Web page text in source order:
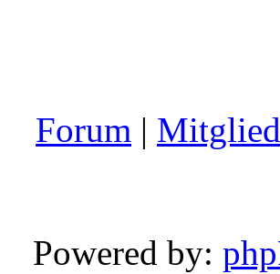
Forum |
Powered by: